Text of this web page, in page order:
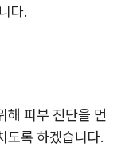
다.
해 피부 진단을 먼
도록 하겠습니다.